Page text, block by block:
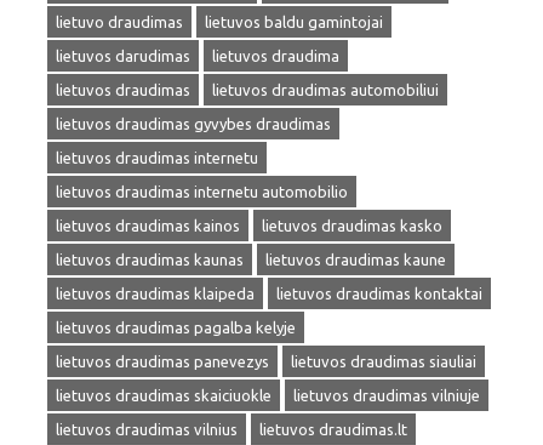
lietuvo draudimas
lietuvos baldu gamintojai
lietuvos darudimas
lietuvos draudima
lietuvos draudimas
lietuvos draudimas automobiliui
lietuvos draudimas gyvybes draudimas
lietuvos draudimas internetu
lietuvos draudimas internetu automobilio
lietuvos draudimas kainos
lietuvos draudimas kasko
lietuvos draudimas kaunas
lietuvos draudimas kaune
lietuvos draudimas klaipeda
lietuvos draudimas kontaktai
lietuvos draudimas pagalba kelyje
lietuvos draudimas panevezys
lietuvos draudimas siauliai
lietuvos draudimas skaiciuokle
lietuvos draudimas vilniuje
lietuvos draudimas vilnius
lietuvos draudimas.lt